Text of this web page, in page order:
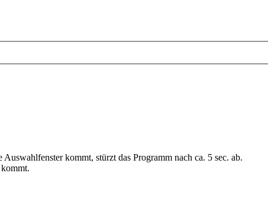
kommt, stürzt das Programm nach ca. 5 sec. ab.